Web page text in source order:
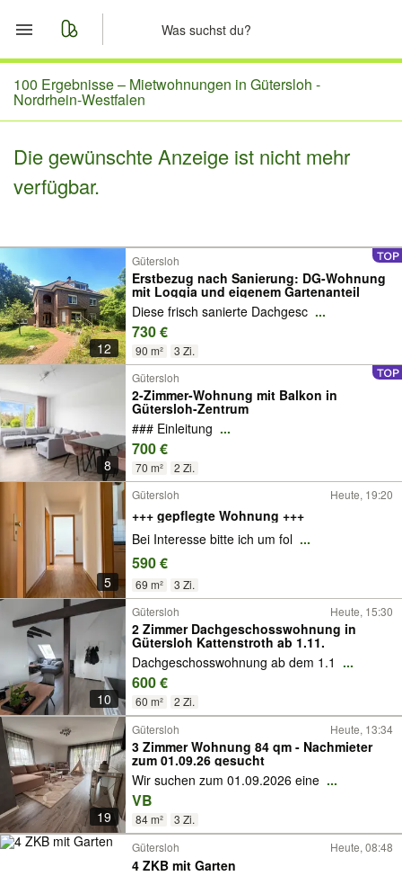
Start
Merkliste
Nachrichten
100 Ergebnisse – Mietwohnungen in Gütersloh -
Nordrhein-Westfalen
Die gewünschte Anzeige ist nicht mehr
verfügbar.
12
Gütersloh
Erstbezug nach Sanierung: DG-Wohnung
mit Loggia und eigenem Gartenanteil
Diese frisch sanierte Dachgesc ...
730 €
90 m² 3 Zi.
8
Gütersloh
2-Zimmer-Wohnung mit Balkon in
Gütersloh-Zentrum
### Einleitung ...
700 €
70 m² 2 Zi.
5
Gütersloh Heute, 19:20
+++ gepflegte Wohnung +++
Bei Interesse bitte ich um fol ...
590 €
69 m² 3 Zi.
10
Gütersloh Heute, 15:30
2 Zimmer Dachgeschosswohnung in
Gütersloh Kattenstroth ab 1.11.
Dachgeschosswohnung ab dem 1.1 ...
600 €
60 m² 2 Zi.
19
Gütersloh Heute, 13:34
3 Zimmer Wohnung 84 qm - Nachmieter
zum 01.09.26 gesucht
Wir suchen zum 01.09.2026 eine ...
VB
84 m²
3 Zi.
Gütersloh
Heute, 08:48
4 ZKB mit Garten